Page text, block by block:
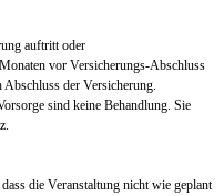
auftritt oder
vor Versicherungs-Abschluss
Abschluss der Versicherung.
sind keine Behandlung. Sie
die Veranstaltung nicht wie geplant